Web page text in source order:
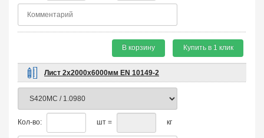
В корзину Купить в 1 клик
Лист 2х2000х6000мм EN 10149-2
Кол-во: шт = кг